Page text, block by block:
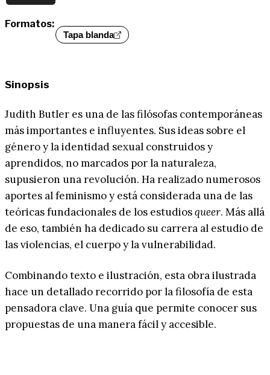
Formatos:
Tapa blanda
Sinopsis
Judith Butler es una de las filósofas contemporáneas
más importantes e influyentes. Sus ideas sobre el
género y la identidad sexual construidos y
aprendidos, no marcados por la naturaleza,
supusieron una revolución. Ha realizado numerosos
aportes al feminismo y está considerada una de las
teóricas fundacionales de los estudiosqueer. Más allá
de eso, también ha dedicado su carrera al estudio de
las violencias, el cuerpo y la vulnerabilidad.
Combinando texto e ilustración, esta obra ilustrada
hace un detallado recorrido por la filosofía de esta
pensadora clave. Una guía que permite conocer sus
propuestas de una manera fácil y accesible.